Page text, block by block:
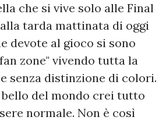
che si vive solo alle Final
tarda mattinata di oggi
devote al gioco si sono
zone" vivendo tutta la
senza distinzione di colori.
del mondo crei tutto
normale. Non è così